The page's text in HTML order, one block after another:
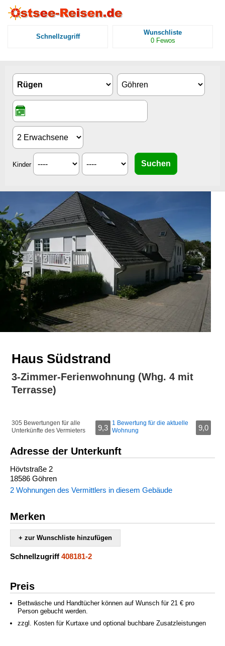
Schnellzugriff
Wunschliste
0 Fewos
Kinder
Haus Südstrand
3-Zimmer-Ferienwohnung (Whg. 4 mit
Terrasse)
305 Bewertungen für alle
Unterkünfte des Vermieters
9,3
1 Bewertung für die aktuelle
Wohnung
9,0
Adresse der Unterkunft
Hövtstraße 2
18586 Göhren
2 Wohnungen des Vermittlers in diesem Gebäude
Merken
+ zur Wunschliste hinzufügen
Schnellzugriff 408181-2
Preis
Bettwäsche und Handtücher können auf Wunsch für 21 € pro
Person gebucht werden.
zzgl. Kosten für Kurtaxe und optional buchbare Zusatzleistungen